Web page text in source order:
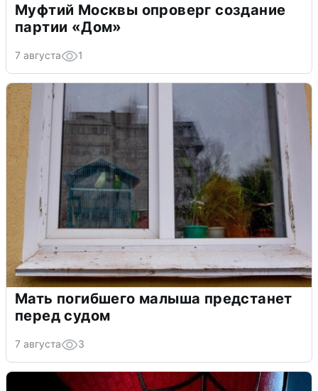
Муфтий Москвы опроверг создание
партии «Дом»
7 августа 1
Мать погибшего малыша предстанет
перед судом
7 августа 3